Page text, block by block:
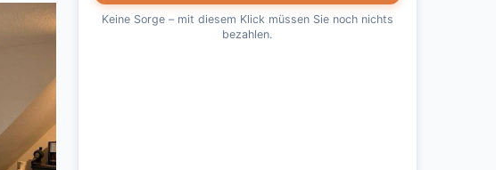
Keine Sorge – mit diesem Klick müssen Sie noch nichts
bezahlen.